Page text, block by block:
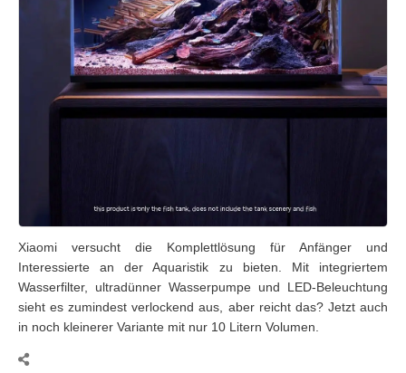
Xiaomi versucht die Komplettlösung für Anfänger und
Interessierte an der Aquaristik zu bieten. Mit integriertem
Wasserfilter, ultradünner Wasserpumpe und LED-Beleuchtung
sieht es zumindest verlockend aus, aber reicht das? Jetzt auch
in noch kleinerer Variante mit nur 10 Litern Volumen.